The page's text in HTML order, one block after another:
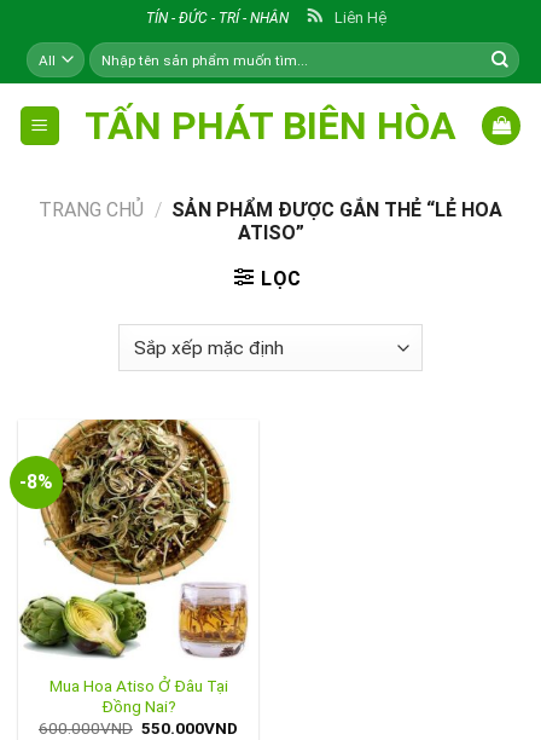
content
TÍN - ĐỨC - TRÍ - NHÂN Liên Hệ
Tìm
kiếm:
TẤN PHÁT BIÊN HÒA
TRANG CHỦ / SẢN PHẨM ĐƯỢC GẮN THẺ “LẺ HOA
ATISO”
LỌC
-8%
Mua Hoa Atiso Ở Đâu Tại
Đồng Nai?
600.000VND Giá
550.000VND